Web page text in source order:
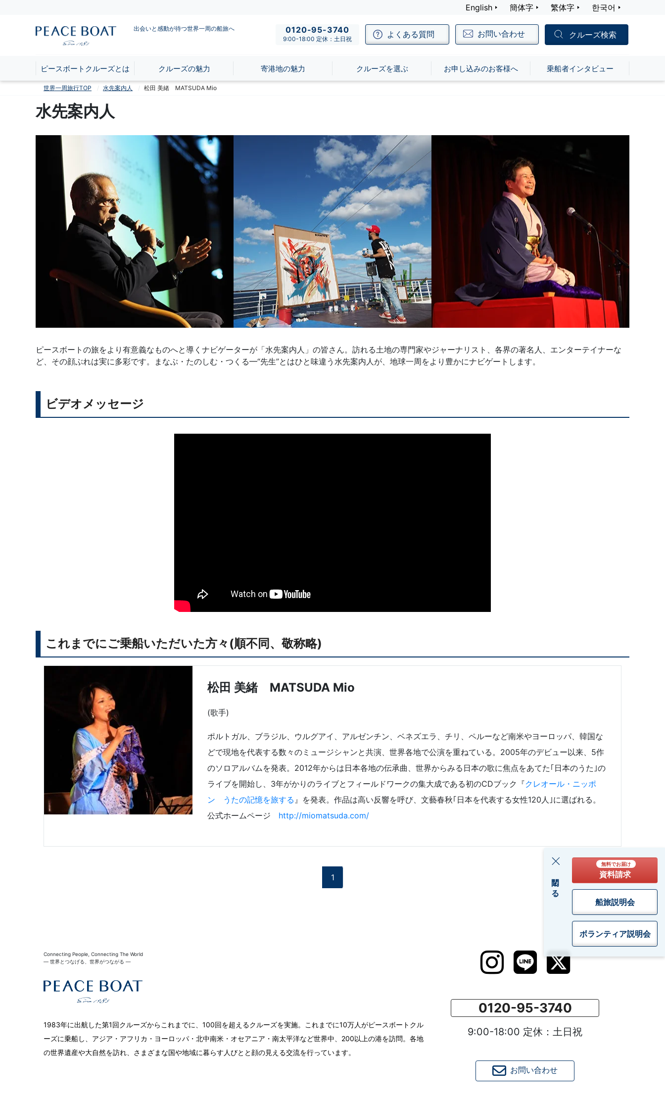
English 簡体字 繁体字 한국어
出会いと感動が待つ世界一周の船旅へ 0120-95-3740
9:00-18:00 定休：土日祝 よくある質問 お問い合わせ クルーズ検索
ピースボートクルーズとは クルーズの魅力 寄港地の魅力 クルーズを選ぶ お申し込みのお客様へ 乗船者インタビュー
閉じる
無料でお届け
資料請求
船旅説明会
ボランティア説明会
世界一周旅行TOP 水先案内人 松田 美緒 MATSUDA Mio
水先案内人
ピースボートの旅をより有意義なものへと導くナビゲーターが「水先案内人」の皆さん。訪れる土地の専門家やジャーナリスト、各界の著名人、エンターテイナーな
ど、その顔ぶれは実に多彩です。まなぶ・たのしむ・つくる━“先生”とはひと味違う水先案内人が、地球一周をより豊かにナビゲートします。
ビデオメッセージ
これまでにご乗船いただいた方々(順不同、敬称略)
松田 美緒 MATSUDA Mio
(歌手)
ポルトガル、ブラジル、ウルグアイ、アルゼンチン、ベネズエラ、チリ、ペルーなど南米やヨーロッパ、韓国な
どで現地を代表する数々のミュージシャンと共演、世界各地で公演を重ねている。2005年のデビュー以来、5作
のソロアルバムを発表。2012年からは日本各地の伝承曲、世界からみる日本の歌に焦点をあてた｢日本のうた｣の
ライブを開始し、3年がかりのライブとフィールドワークの集大成である初のCDブック『クレオール・ニッポ
ン うたの記憶を旅する 』を発表。作品は高い反響を呼び、文藝春秋｢日本を代表する女性120人｣に選ばれる。
公式ホームページ http://miomatsuda.com/
1
0120-95-3740
9:00-18:00 定休：土日祝
お問い合わせ
Connecting People, Connecting The World
― 世界とつなげる、世界がつながる ―
1983年に出航した第1回クルーズからこれまでに、100回を超えるクルーズを実施。これまでに10万人がピースボートクル
ーズに乗船し、アジア・アフリカ・ヨーロッパ・北中南米・オセアニア・南太平洋など世界中、200以上の港を訪問。各地
の世界遺産や大自然を訪れ、さまざまな国や地域に暮らす人びとと顔の見える交流を行っています。